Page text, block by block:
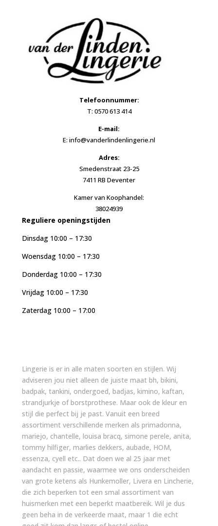
Telefoonnummer:
T: 0570 613 414
E-mail:
E: info@vanderlindenlingerie.nl
Adres:
Smedenstraat 23-25
7411 RB Deventer
Kamer van Koophandel:
38024939
Reguliere openingstijden
Dinsdag 10:00 – 17:30
Woensdag 10:00 – 17:30
Donderdag 10:00 – 17:30
Vrijdag 10:00 – 17:30
Zaterdag 10:00 – 17:00
Lingerie is er in alle maten soorten en stijlen. Wij
adviseren jou niet alleen de juiste maat bh, bikini,
badpak, tankini, ondergoed, badjas, kimino, kaftan,
strandjurkje of borstprothese. Maar ook de kleur en
stijl die perfect bij je past. Vanuit een breed
assortiment verschillende merken als primadonna,
mariejo, chantelle, louisa bracq, simone perele, anita,
tommy hilfiger, marlies dekkers, aubade, HOM,
essenza, cyell etc.. Dat doen we al 25 jaar met
aandacht en passie, waarmee we ons onderscheiden
van grote ketens als Hunkemoller, Livera en Lincherie,
die zich beperken tot een smal assortiment van
huismerken met een beperkt maatbereik. Wil je dus
geen beha in de verkeerde maat, maar 1 die echt